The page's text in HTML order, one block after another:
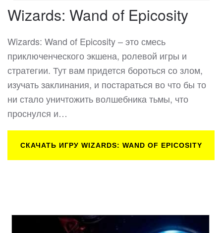
Wizards: Wand of Epicosity
Wizards: Wand of Epicosity – это смесь
приключенческого экшена, ролевой игры и
стратегии. Тут вам придется бороться со злом,
изучать заклинания, и постараться во что бы то
ни стало уничтожить волшебника тьмы, что
проснулся и…
СКАЧАТЬ ИГРУ WIZARDS: WAND OF EPICOSITY